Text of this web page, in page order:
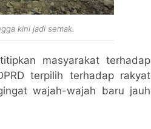
kini jadi semak.
masyarakat terhadap
terpilih terhadap rakyat
wajah-wajah baru jauh